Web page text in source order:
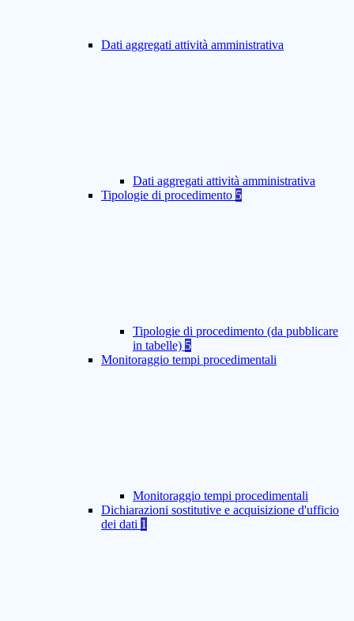
Dati aggregati attività amministrativa
Dati aggregati attività amministrativa
Tipologie di procedimento 5
Tipologie di procedimento (da pubblicare
in tabelle) 5
Monitoraggio tempi procedimentali
Monitoraggio tempi procedimentali
Dichiarazioni sostitutive e acquisizione d'ufficio
dei dati 1